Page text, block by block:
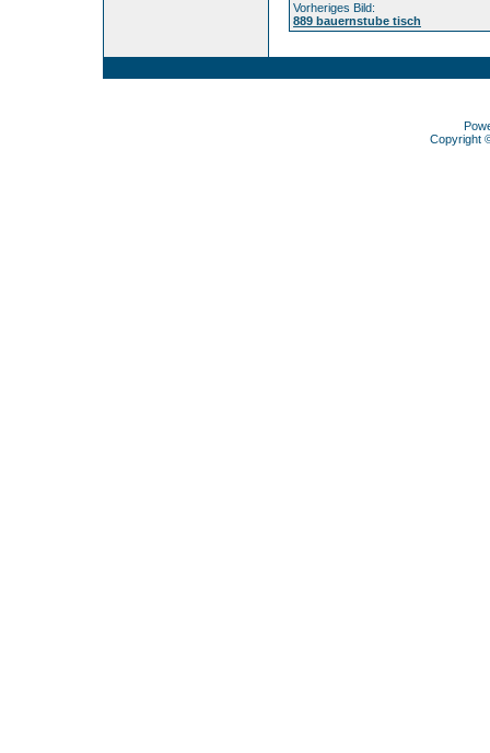
Vorheriges Bild:
889 bauernstube tisch
Copyright